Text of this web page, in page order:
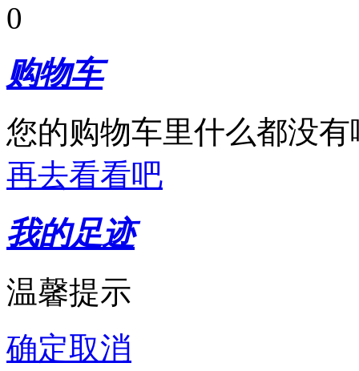
0
购物车
您的购物车里什么都没有
再去看看吧
我的足迹
温馨提示
确定取消